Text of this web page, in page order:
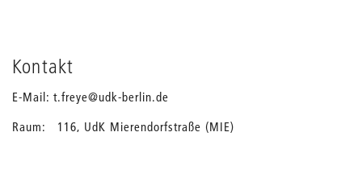
Kontakt
E-Mail: t.freye@udk-berlin.de
Raum: 116, UdK Mierendorfstraße (MIE)